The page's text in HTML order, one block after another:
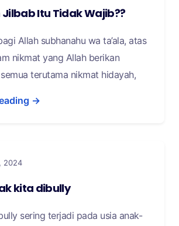
Itu Tidak Wajib??
Allah subhanahu wa ta’ala, atas
nikmat yang Allah berikan
terutama nikmat hidayah,
→
2024
kita dibully
sering terjadi pada usia anak-